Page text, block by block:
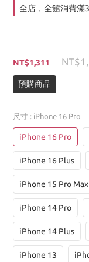
全店，全館消費滿
NT$1,311
預購商品
尺寸 : iPhone 16 Pro
iPhone 16 Pro
iPhone 16 Plus
iPhone 15 Pro Max
iPhone 14 Pro
iPhone 14 Plus
iPhone 13